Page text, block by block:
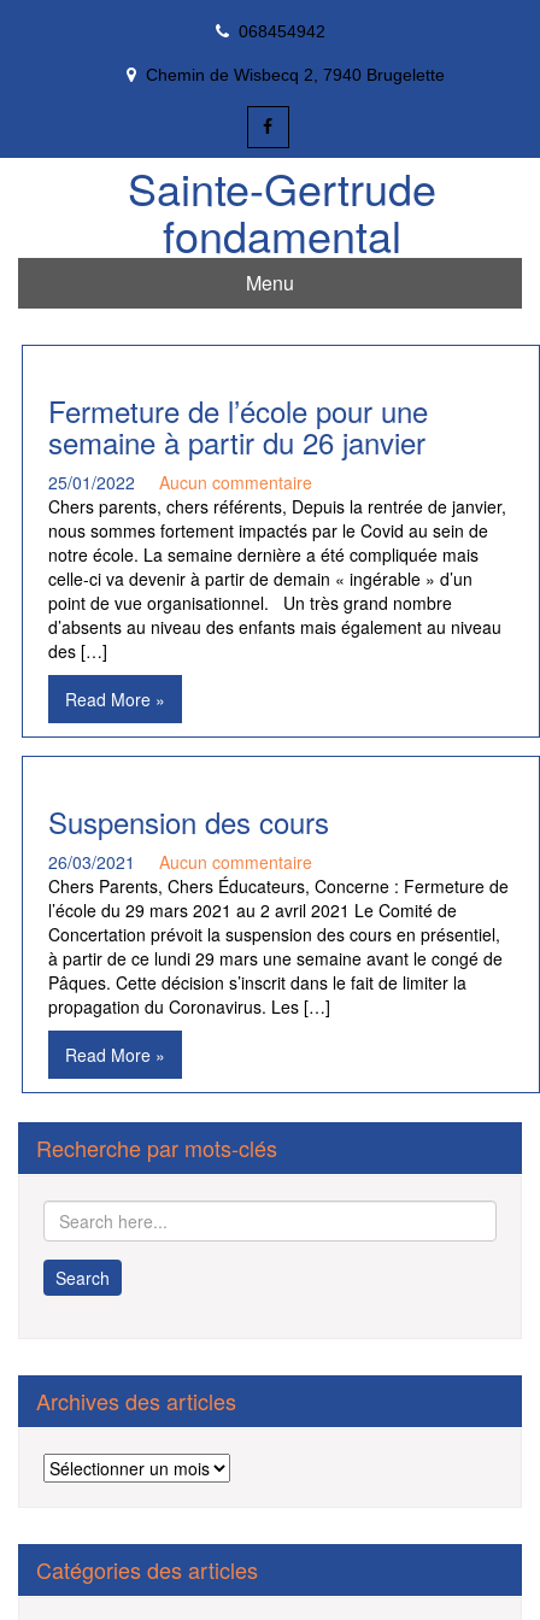
068454942
Chemin de Wisbecq 2, 7940 Brugelette
Sainte-Gertrude
fondamental
Menu
Fermeture de l’école pour une
semaine à partir du 26 janvier
25/01/2022
Aucun commentaire
Chers parents, chers référents, Depuis la rentrée de janvier,
nous sommes fortement impactés par le Covid au sein de
notre école. La semaine dernière a été compliquée mais
celle-ci va devenir à partir de demain « ingérable » d’un
point de vue organisationnel. Un très grand nombre
d’absents au niveau des enfants mais également au niveau
des […]
Read More »
Suspension des cours
26/03/2021
Aucun commentaire
Chers Parents, Chers Éducateurs, Concerne : Fermeture de
l’école du 29 mars 2021 au 2 avril 2021 Le Comité de
Concertation prévoit la suspension des cours en présentiel,
à partir de ce lundi 29 mars une semaine avant le congé de
Pâques. Cette décision s’inscrit dans le fait de limiter la
propagation du Coronavirus. Les […]
Read More »
Recherche par mots-clés
Archives des articles
Archives
des
Catégories des articles